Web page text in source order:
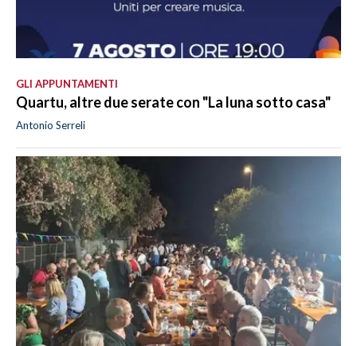
GLI APPUNTAMENTI
Quartu, altre due serate con "La luna sotto casa"
Antonio Serreli